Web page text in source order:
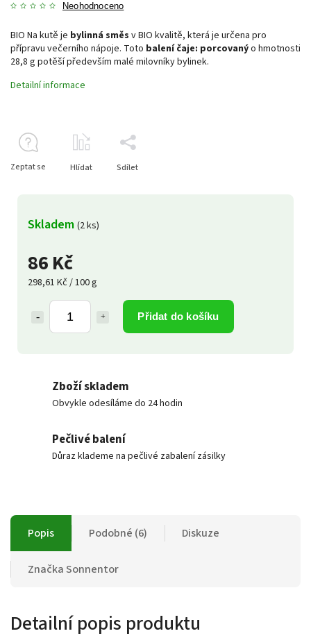
Neohodnoceno
86 Kč
298,61 Kč / 100 g
Přidat do košíku
Skladem (2 ks)
BIO Na kutě je bylinná směs v BIO kvalitě, která je určena pro
přípravu večerního nápoje. Toto balení čaje: porcovanýo hmotnosti
28,8 g potěší především malé milovníky bylinek.
Detailní informace
Zeptat se Hlídat Sdílet
Zboží skladem
Obvykle odesíláme do 24 hodin
Pečlivé balení
Důraz klademe na pečlivé zabalení zásilky
Popis Podobné (6) Diskuze
ZnačkaSonnentor
Detailní popis produktu